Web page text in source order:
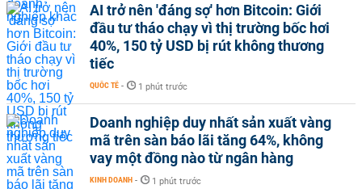
AI trở nên 'đáng sợ' hơn Bitcoin: Giới
đầu tư tháo chạy vì thị trường bốc hơi
40%, 150 tỷ USD bị rút không thương
tiếc
QUỐC TẾ - 1 phút trước
Doanh nghiệp duy nhất sản xuất vàng
mã trên sàn báo lãi tăng 64%, không
vay một đồng nào từ ngân hàng
KINH DOANH - 1 phút trước